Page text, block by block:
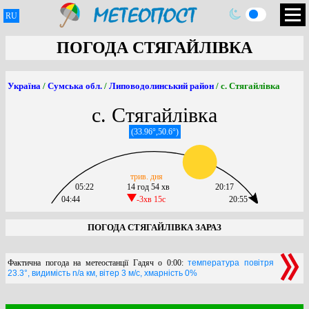
RU
ПОГОДА СТЯГАЙЛІВКА
Україна / Сумська обл. / Липоводолинський район / с. Стягайлівка
с. Стягайлівка
(33.96°,50.6°)
04:44
05:22
14 год 54 хв
-3хв 15c
трив. дня
20:55
20:17
ПОГОДА СТЯГАЙЛІВКА ЗАРАЗ
Фактична погода на метеостанції Гадяч о 0:00:температура повітря
23.3°, видимість n/a км, вітер 3 м/с, хмарність 0%